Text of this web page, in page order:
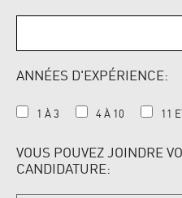
ANNÉES D'EXPÉRIENCE:
1 À 3 4 À 10 11
VOUS POUVEZ JOINDRE
CANDIDATURE: